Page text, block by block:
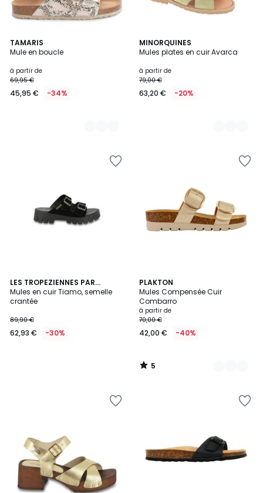
TAMARIS
Mule en boucle
à partir de
69,95 €
45,95 € -34%
4
Couleurs
MINORQUINES
Mules plates en cuir Avarca
à partir de
79,00 €
63,20 € -20%
6
Couleurs
LES TROPEZIENNES PAR
M.BELARBI
Mules en cuir Tiamo, semelle
crantée
89,90 €
62,93 € -30%
PLAKTON
Mules Compensée Cuir
Combarro
à partir de
70,00 €
42,00 € -40%
5
/
5
4
Couleurs
5
/